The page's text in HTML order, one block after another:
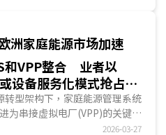
用场域人形机器人的手部设计
设计与累积实测验证数据，提
洲家庭能源市场加速
和VPP整合 业者以
设备服务化模式抢占商
转型架构下，家庭能源管理系统
为串接虚拟电厂(VPP)的关键界
，家庭能源资产被聚合为系统
2026-03-27